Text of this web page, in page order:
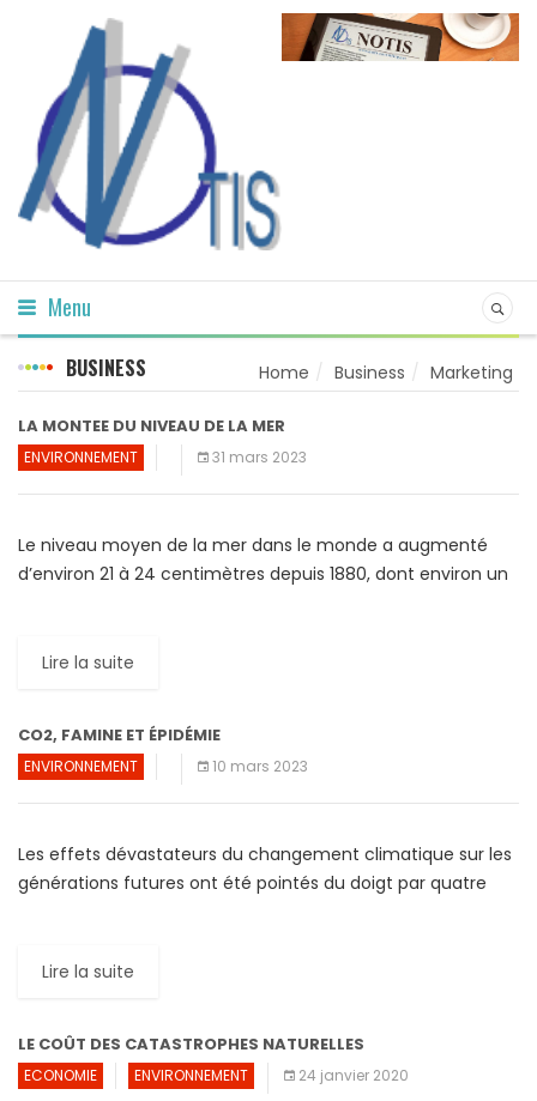
Menu
BUSINESS Home Business Marketing
LA MONTEE DU NIVEAU DE LA MER
ENVIRONNEMENT 31 mars 2023
Le niveau moyen de la mer dans le monde a augmenté
d’environ 21 à 24 centimètres depuis 1880, dont environ un
Lire la suite
CO2, FAMINE ET ÉPIDÉMIE
ENVIRONNEMENT 10 mars 2023
Les effets dévastateurs du changement climatique sur les
générations futures ont été pointés du doigt par quatre
Lire la suite
LE COÛT DES CATASTROPHES NATURELLES
ECONOMIE ENVIRONNEMENT 24 janvier 2020